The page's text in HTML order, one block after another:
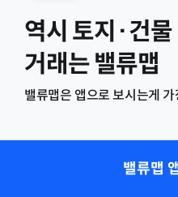
역시 토지·건물
거래는 밸류맵
밸류맵은 앱으로 보시는게
밸류맵